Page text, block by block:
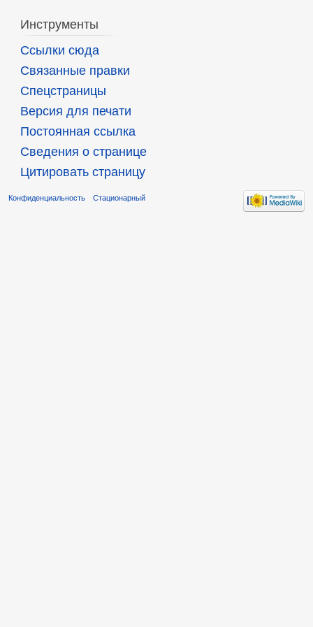
Инструменты
Ссылки сюда
Связанные правки
Спецстраницы
Версия для печати
Постоянная ссылка
Сведения о странице
Цитировать страницу
Конфиденциальность Стационарный